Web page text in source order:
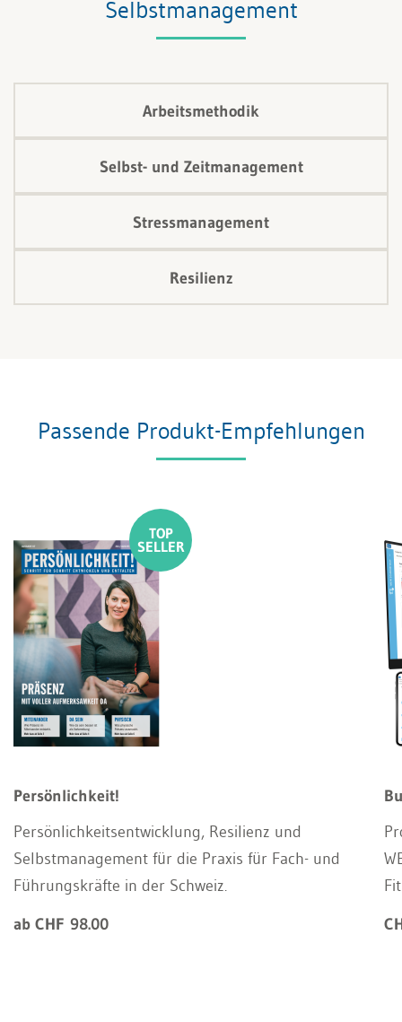
Selbstmanagement
Arbeitsmethodik
Selbst- und Zeitmanagement
Stressmanagement
Resilienz
Passende Produkt-Empfehlungen
Persönlichkeit!
Persönlichkeitsentwicklung, Resilienz und
Selbstmanagement für die Praxis für Fach- und
Führungskräfte in der Schweiz.
ab CHF 98.00